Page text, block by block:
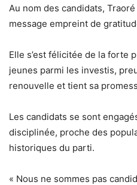
Au nom des candidats,
message empreint de
Elle s’est félicitée de la forte
jeunes parmi les investis,
renouvelle et tient sa
Les candidats se sont
disciplinée, proche des
historiques du parti.
« Nous ne sommes pas